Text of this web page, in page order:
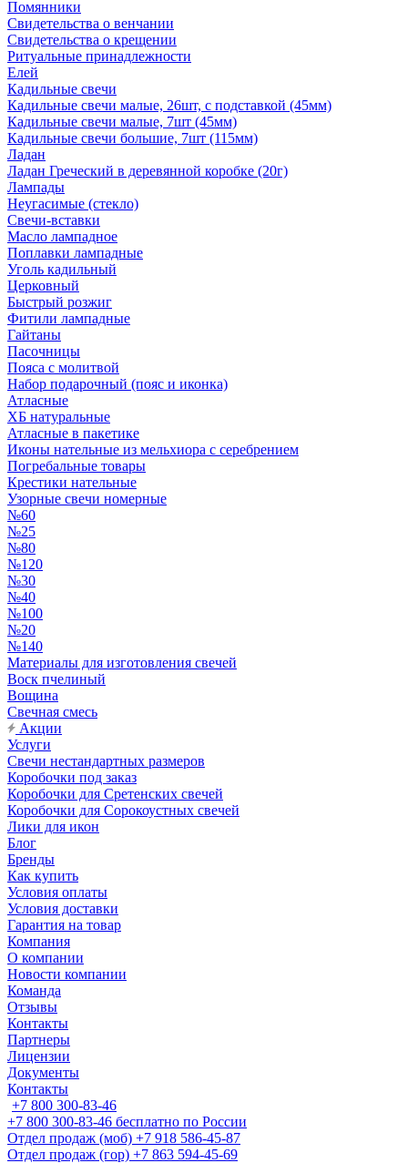
Помянники
Свидетельства о венчании
Свидетельства о крещении
Ритуальные принадлежности
Елей
Кадильные свечи
Кадильные свечи малые, 26шт, с подставкой (45мм)
Кадильные свечи малые, 7шт (45мм)
Кадильные свечи большие, 7шт (115мм)
Ладан
Ладан Греческий в деревянной коробке (20г)
Лампады
Неугасимые (стекло)
Свечи-вставки
Масло лампадное
Поплавки лампадные
Уголь кадильный
Церковный
Быстрый розжиг
Фитили лампадные
Гайтаны
Пасочницы
Пояса с молитвой
Набор подарочный (пояс и иконка)
Атласные
ХБ натуральные
Атласные в пакетике
Иконы нательные из мельхиора с серебрением
Погребальные товары
Крестики нательные
Узорные свечи номерные
№60
№25
№80
№120
№30
№40
№100
№20
№140
Материалы для изготовления свечей
Воск пчелиный
Вощина
Свечная смесь
Акции
Услуги
Свечи нестандартных размеров
Коробочки под заказ
Коробочки для Сретенских свечей
Коробочки для Сорокоустных свечей
Лики для икон
Блог
Бренды
Как купить
Условия оплаты
Условия доставки
Гарантия на товар
Компания
О компании
Новости компании
Команда
Отзывы
Контакты
Партнеры
Лицензии
Документы
Контакты
+7 800 300-83-46
+7 800 300-83-46 бесплатно по России
Отдел продаж (моб) +7 918 586-45-87
Отдел продаж (гор) +7 863 594-45-69